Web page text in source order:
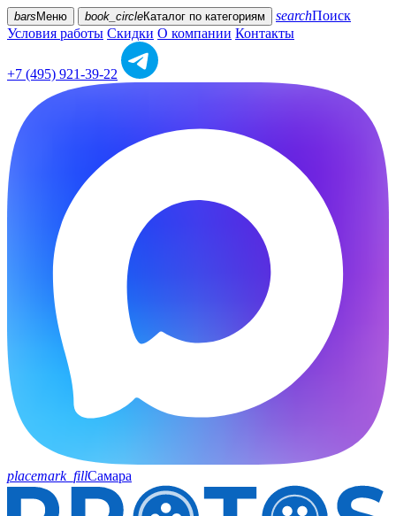
bars Меню book_circleКаталог по категориям searchПоиск
Условия работы Скидки О компании Контакты
+7 (495) 921-39-22
placemark_fillСамара